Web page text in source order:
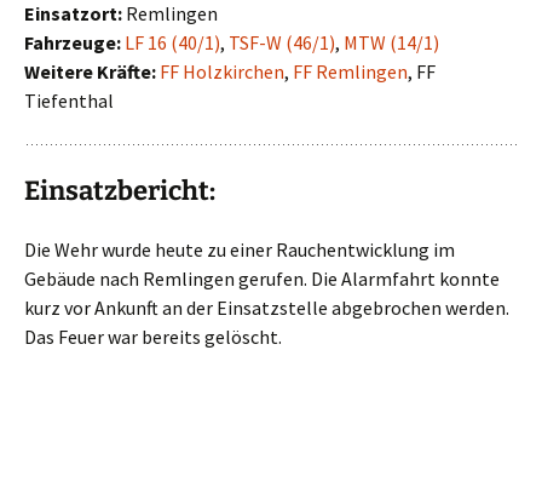
Einsatzort: Remlingen
Fahrzeuge: LF 16 (40/1), TSF-W (46/1), MTW (14/1)
Weitere Kräfte: FF Holzkirchen, FF Remlingen, FF
Tiefenthal
Einsatzbericht:
Die Wehr wurde heute zu einer Rauchentwicklung im
Gebäude nach Remlingen gerufen. Die Alarmfahrt konnte
kurz vor Ankunft an der Einsatzstelle abgebrochen werden.
Das Feuer war bereits gelöscht.